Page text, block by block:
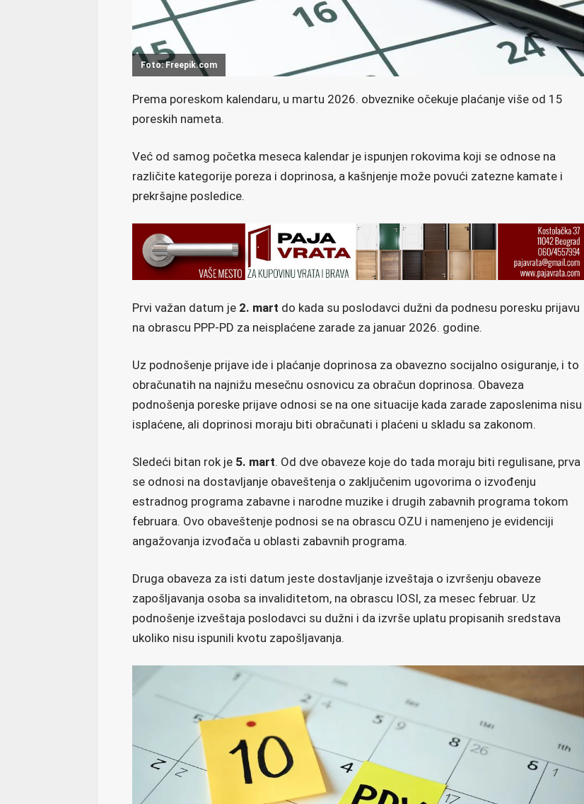
Foto: Freepik.com
Prema poreskom kalendaru, u martu 2026. obveznike očekuje plaćanje više od 15
poreskih nameta.
Već od samog početka meseca kalendar je ispunjen rokovima koji se odnose na
različite kategorije poreza i doprinosa, a kašnjenje može povući zatezne kamate i
prekršajne posledice.
Prvi važan datum je 2. mart do kada su poslodavci dužni da podnesu poresku prijavu
na obrascu PPP-PD za neisplaćene zarade za januar 2026. godine.
Uz podnošenje prijave ide i plaćanje doprinosa za obavezno socijalno osiguranje, i to
obračunatih na najnižu mesečnu osnovicu za obračun doprinosa. Obaveza
podnošenja poreske prijave odnosi se na one situacije kada zarade zaposlenima nisu
isplaćene, ali doprinosi moraju biti obračunati i plaćeni u skladu sa zakonom.
Sledeći bitan rok je 5. mart. Od dve obaveze koje do tada moraju biti regulisane, prva
se odnosi na dostavljanje obaveštenja o zaključenim ugovorima o izvođenju
estradnog programa zabavne i narodne muzike i drugih zabavnih programa tokom
februara. Ovo obaveštenje podnosi se na obrascu OZU i namenjeno je evidenciji
angažovanja izvođača u oblasti zabavnih programa.
Druga obaveza za isti datum jeste dostavljanje izveštaja o izvršenju obaveze
zapošljavanja osoba sa invaliditetom, na obrascu IOSI, za mesec februar. Uz
podnošenje izveštaja poslodavci su dužni i da izvrše uplatu propisanih sredstava
ukoliko nisu ispunili kvotu zapošljavanja.